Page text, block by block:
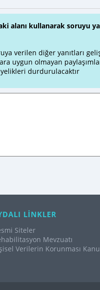
alanı kullanarak soruyu
verilen diğer yanıtları
uygun olmayan
durdurulacaktır
LİNKLER
Siteler
Mevzuatı
Verilerin Korunması